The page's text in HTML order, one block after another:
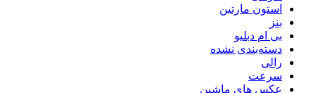
استون مارتین
بنز
بی ام دبلیو
دسته‌بندی نشده
رالی
سرعت
عکس های ماشین